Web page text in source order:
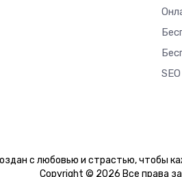
с любовью и страстью, чтобы
Copyright © 2026 Все права